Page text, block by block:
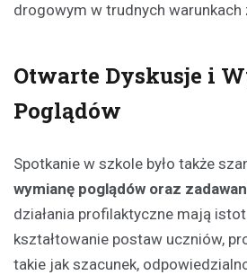
drogowym w trudnych warunkach
Otwarte Dyskusje i
Poglądów
Spotkanie w szkole było także
wymianę poglądów oraz
działania profilaktyczne mają
kształtowanie postaw uczniów,
takie jak szacunek,